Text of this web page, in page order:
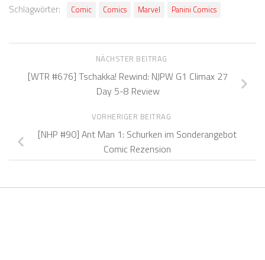
Schlagwörter: Comic Comics Marvel Panini Comics
NÄCHSTER BEITRAG
[WTR #676] Tschakka! Rewind: NJPW G1 Climax 27
Day 5-8 Review
VORHERIGER BEITRAG
[NHP #90] Ant Man 1: Schurken im Sonderangebot
Comic Rezension